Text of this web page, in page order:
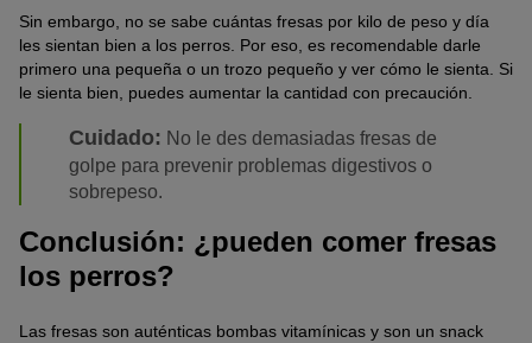
Sin embargo, no se sabe cuántas fresas por kilo de peso y día
les sientan bien a los perros. Por eso, es recomendable darle
primero una pequeña o un trozo pequeño y ver cómo le sienta. Si
le sienta bien, puedes aumentar la cantidad con precaución.
Cuidado: No le des demasiadas fresas de
golpe para prevenir problemas digestivos o
sobrepeso.
Conclusión: ¿pueden comer fresas
los perros?
Las fresas son auténticas bombas vitamínicas y son un snack